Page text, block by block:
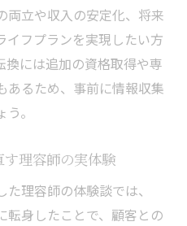
両立や収入の安定化、将来
イフプランを実現したい方
換には追加の資格取得や専
あるため、事前に情報収集
。
理容師の実体験
理容師の体験談では、
転身したことで、顧客との